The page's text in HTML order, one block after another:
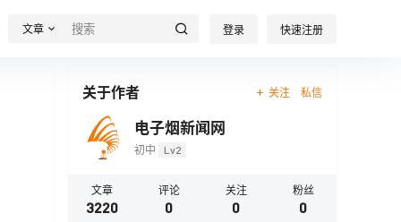
文章 登录 快速注册
关于作者 关注 私信
电子烟新闻网
初中 Lv2
文章
3220
评论
0
关注
0
粉丝
0